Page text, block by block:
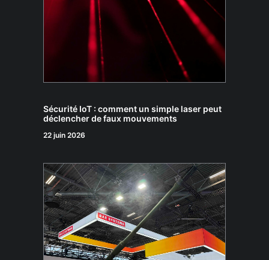
Sécurité IoT : comment un simple laser peut
déclencher de faux mouvements
22 juin 2026